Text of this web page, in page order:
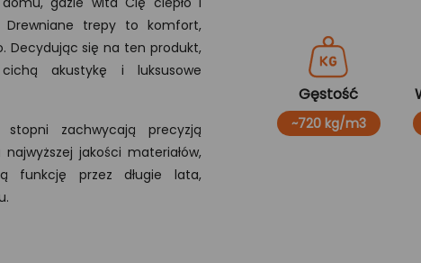
trepy to komfort,
Decydując się na ten produkt,
akustykę i luksusowe
zachwycają precyzją
jakości materiałów,
funkcję przez długie lata,
Gęstość
~720 kg/m3